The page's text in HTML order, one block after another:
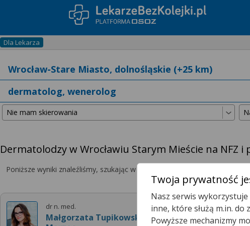
Dla Lekarza
Dermatolodzy w Wrocławiu Starym Mieście na NFZ i
Poniższe wyniki znaleźliśmy, szukając w promieniu
dr n. med.
Małgorzata Tupikowska-
Twoja prywatność
Nasz serwis
inne, które służą m.in. do
Powyższe mechanizmy